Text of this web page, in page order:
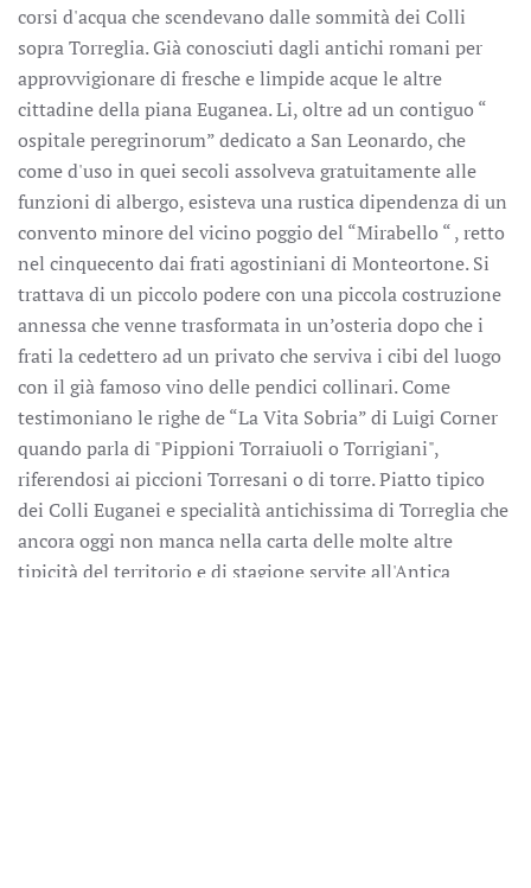
corsi d'acqua che scendevano dalle sommità dei Colli
sopra Torreglia. Già conosciuti dagli antichi romani per
approvvigionare di fresche e limpide acque le altre
cittadine della piana Euganea. Li, oltre ad un contiguo “
ospitale peregrinorum” dedicato a San Leonardo, che
come d'uso in quei secoli assolveva gratuitamente alle
funzioni di albergo, esisteva una rustica dipendenza di un
convento minore del vicino poggio del “Mirabello “ , retto
nel cinquecento dai frati agostiniani di Monteortone. Si
trattava di un piccolo podere con una piccola costruzione
annessa che venne trasformata in un’osteria dopo che i
frati la cedettero ad un privato che serviva i cibi del luogo
con il già famoso vino delle pendici collinari. Come
testimoniano le righe de “La Vita Sobria” di Luigi Corner
quando parla di "Pippioni Torraiuoli o Torrigiani",
riferendosi ai piccioni Torresani o di torre. Piatto tipico
dei Colli Euganei e specialità antichissima di Torreglia che
ancora oggi non manca nella carta delle molte altre
tipicità del territorio e di stagione servite all'Antica